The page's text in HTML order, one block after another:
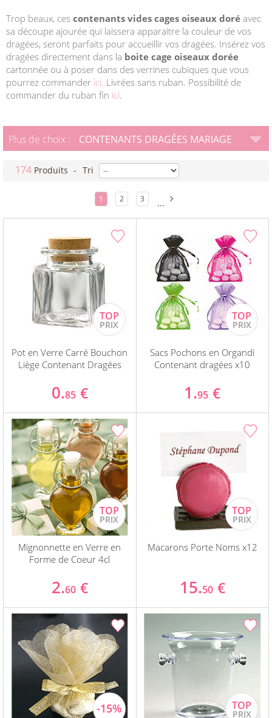
Trop beaux, ces contenants vides cages oiseaux doré avec
sa découpe ajourée qui laissera apparaitre la couleur de vos
dragées, seront parfaits pour accueillir vos dragées. Insérez vos
dragées directement dans la boite cage oiseaux dorée
cartonnée ou à poser dans des verrines cubiques que vous
pourrez commander ici. Livrées sans ruban. Possibilité de
commander du ruban fin ici.
Plus de choix : CONTENANTS DRAGÉES MARIAGE
174 Produits - Tri
1 2 3 ...
Pot en Verre Carré Bouchon
Liège Contenant Dragées
0.85 €
Sacs Pochons en Organdi
Contenant dragées x10
1.95 €
Mignonnette en Verre en
Forme de Coeur 4cl
2.60 €
Macarons Porte Noms x12
15.50 €